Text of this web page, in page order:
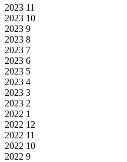
2023 11
2023 10
2023 9
2023 8
2023 7
2023 6
2023 5
2023 4
2023 3
2023 2
2022 1
2022 12
2022 11
2022 10
2022 9